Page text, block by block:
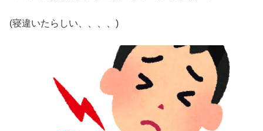
(寝違いたらしい、、、、)